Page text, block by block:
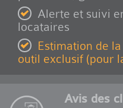
Alerte et suivi
locataires
Estimation de
outil exclusif (pour
Avis des